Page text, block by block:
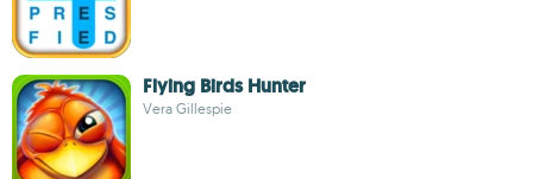
Flying Birds Hunter
Vera Gillespie